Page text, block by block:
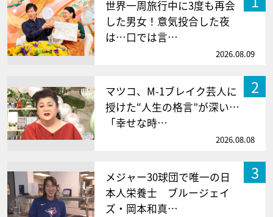
世界一周旅行中に3度も再会
した男女！意気投合した夜
は…口では言…
2026.08.09
2
マツコ、M-1ブレイク芸人に
授けた“人生の格言”が深い…
「幸せな時…
2026.08.08
3
メジャー30球団で唯一の日
本人栄養士 ブルージェイ
ズ・岡本和真…